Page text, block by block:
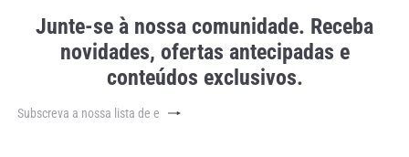
Junte-se à nossa comunidade. Receba
novidades, ofertas antecipadas e
conteúdos exclusivos.
Subscrever
Subscreva